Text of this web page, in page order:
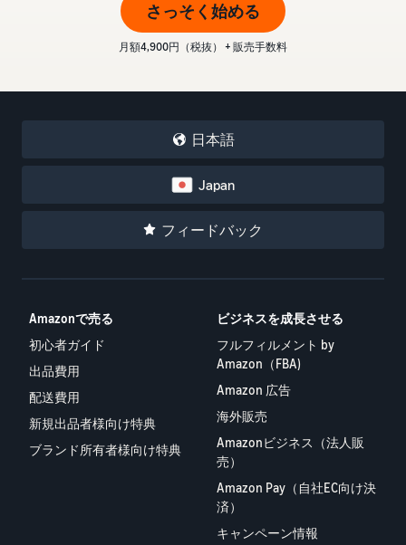
さっそく始める
月額4,900円（税抜） + 販売手数料
日本語
Japan
フィードバック
Amazonで売る
初心者ガイド
出品費用
配送費用
新規出品者様向け特典
ブランド所有者様向け特典
ビジネスを成長させる
フルフィルメント by
Amazon（FBA)
Amazon 広告
海外販売
Amazonビジネス（法人販
売）
Amazon Pay（自社EC向け決
済）
キャンペーン情報